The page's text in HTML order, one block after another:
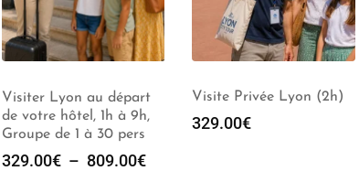
Visiter Lyon au départ
de votre hôtel, 1h à 9h,
Groupe de 1 à 30 pers
329.00€ – 809.00€
Visite Privée Lyon (2h)
329.00€